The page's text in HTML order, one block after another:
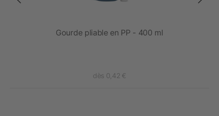
Gourde pliable en PP - 400 ml
dès 0,42 €